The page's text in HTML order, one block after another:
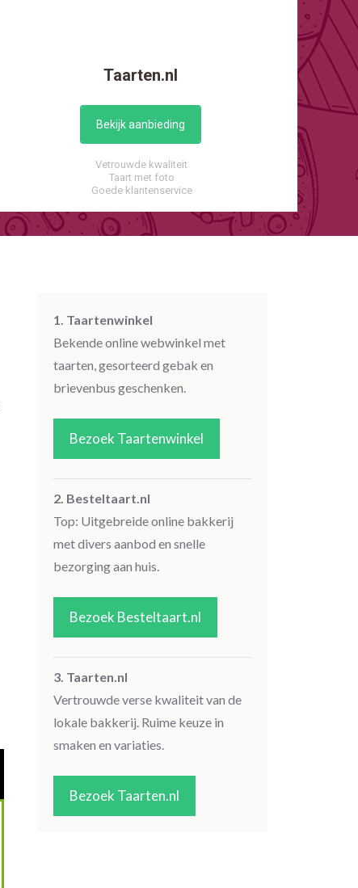
Taarten.nl
Bekijk aanbieding
Vetrouwde kwaliteit
Taart met foto
Goede klantenservice
1. Taartenwinkel
Bekende online webwinkel met
taarten, gesorteerd gebak en
brievenbus geschenken.
Bezoek Taartenwinkel
2. Besteltaart.nl
Top: Uitgebreide online bakkerij
met divers aanbod en snelle
bezorging aan huis.
Bezoek Besteltaart.nl
3. Taarten.nl
Vertrouwde verse kwaliteit van de
lokale bakkerij. Ruime keuze in
smaken en variaties.
Bezoek Taarten.nl